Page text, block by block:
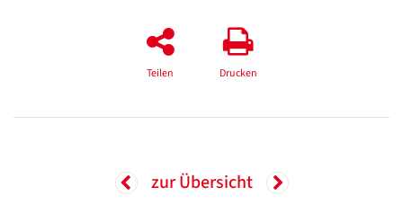
Teilen Drucken
zur Übersicht
Datenschutzerklärung
Datenschutzerklärung
Datenschutzerklärung